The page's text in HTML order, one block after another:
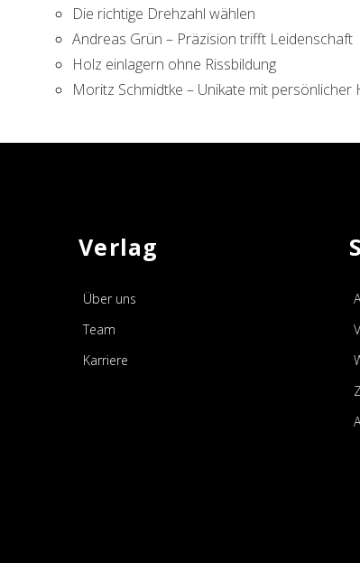
Die richtige Drehzahl wählen
Andreas Grün – Präzision trifft Leidenschaft
Holz einlagern ohne Rissbildung
Moritz Schmidtke – Unikate mit persönlicher
Verlag
Über uns
Team
Karriere